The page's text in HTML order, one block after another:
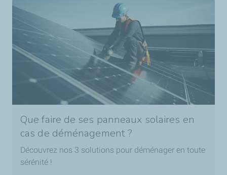
Que faire de ses panneaux solaires en
cas de déménagement ?
Découvrez nos 3 solutions pour déménager en toute
sérénité !